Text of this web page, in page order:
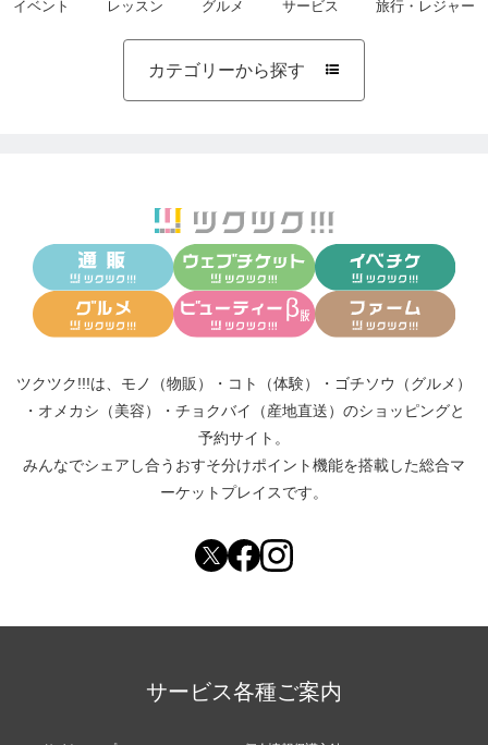
イベント レッスン グルメ サービス 旅行・レジャー
カテゴリーから探す 
ツクツク!!!は、 モノ（物販） ・ コト（体験） ・ ゴチソウ（グルメ）
・ オメカシ（美容） ・ チョクバイ（産地直送） のショッピングと
予約サイト。
みんなでシェアし合う おすそ分けポイント機能を搭載した総合マ
ーケットプレイスです。
サービス各種ご案内